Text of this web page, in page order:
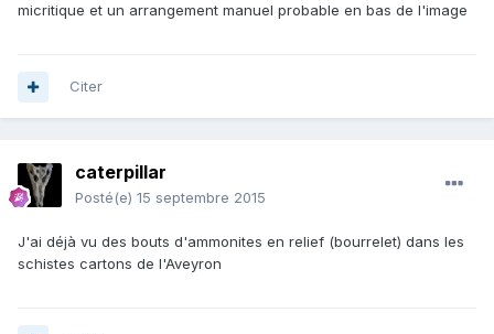
micritique et un arrangement manuel probable en bas de l'image
Citer
caterpillar
Posté(e) 15 septembre 2015
J'ai déjà vu des bouts d'ammonites en relief (bourrelet) dans les
schistes cartons de l'Aveyron